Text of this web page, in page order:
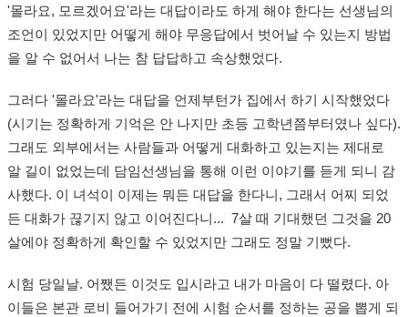
'몰라요, 모르겠어요'라는 대답이라도 하게 해야 한다는 선생님의
조언이 있었지만 어떻게 해야 무응답에서 벗어날 수 있는지 방법
을 알 수 없어서 나는 참 답답하고 속상했었다.
그러다 '몰라요'라는 대답을 언제부턴가 집에서 하기 시작했었다
(시기는 정확하게 기억은 안 나지만 초등 고학년쯤부터였나 싶다).
그래도 외부에서는 사람들과 어떻게 대화하고 있는지는 제대로
알 길이 없었는데 담임선생님을 통해 이런 이야기를 듣게 되니 감
사했다. 이 녀석이 이제는 뭐든 대답을 한다니, 그래서 어찌 되었
든 대화가 끊기지 않고 이어진다니... 7살 때 기대했던 그것을 20
살에야 정확하게 확인할 수 있었지만 그래도 정말 기뻤다.
시험 당일날. 어쨌든 이것도 입시라고 내가 마음이 다 떨렸다. 아
이들은 본관 로비 들어가기 전에 시험 순서를 정하는 공을 뽑게 되